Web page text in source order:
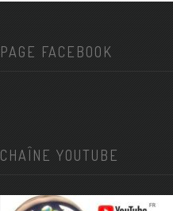
PAGE FACEBOOK
CHAÎNE YOUTUBE